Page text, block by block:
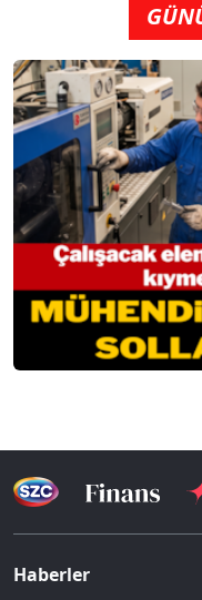
Haberler